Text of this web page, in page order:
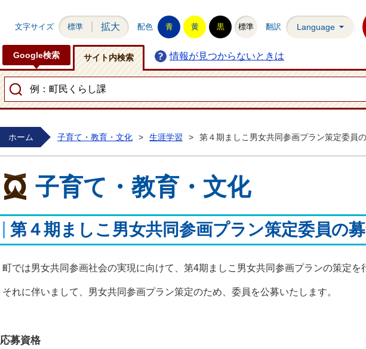
文字サイズ 標準 拡大 配色 青 黄 黒 標準 翻訳 Language
Google検索 サイト内検索 情報が見つからないときは
ホーム 子育て・教育・文化 > 生涯学習 > 第４期ましこ男女共同参画プラン策定委員
子育て・教育・文化
第４期ましこ男女共同参画プラン策定委員の
町では男女共同参画社会の実現に向けて、第4期ましこ男女共同参画プランの策定を
それに伴いまして、男女共同参画プラン策定のため、委員を公募いたします。
応募資格